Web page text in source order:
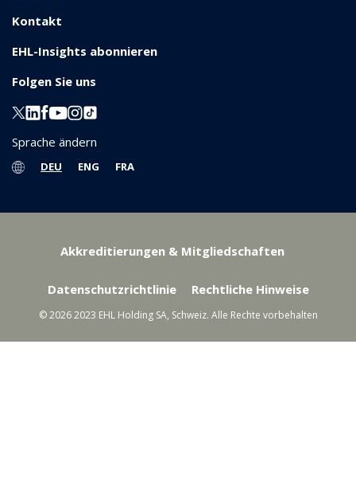
Kontakt
EHL-Insights abonnieren
Folgen Sie uns
Sprache ändern
DEU ENG FRA
Akkreditierungen & Mitgliedschaften
Datenschutzrichtlinie Rechtliche Hinweise
© 2026 2023 EHL Holding SA, Schweiz. Alle Rechte vorbehalten